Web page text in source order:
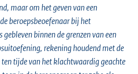
maar om het geven van een
beroepsbeoefenaar bij het
binnen de grenzen van een
rekening houdend met de
tijde van het klachtwaardig geachte